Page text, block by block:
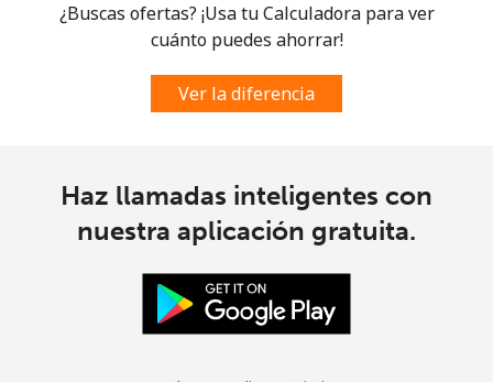
¿Buscas ofertas? ¡Usa tu Calculadora para ver
cuánto puedes ahorrar!
Ver la diferencia
Haz llamadas inteligentes con
nuestra aplicación gratuita.